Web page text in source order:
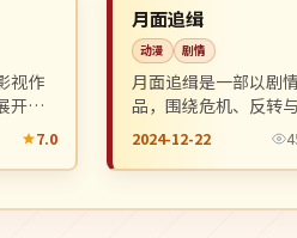
视作
开，
7.0
韩国
月面追缉
动漫 剧情
月面追缉是一部以剧
品，围绕危机、反转
整体节奏紧凑，值得推
2024-12-22